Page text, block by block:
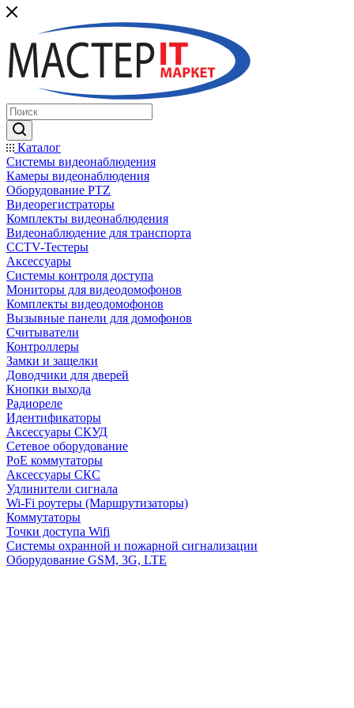
Каталог
Системы видеонаблюдения
Камеры видеонаблюдения
Оборудование PTZ
Видеорегистраторы
Комплекты видеонаблюдения
Видеонаблюдение для транспорта
CCTV-Тестеры
Аксессуары
Системы контроля доступа
Мониторы для видеодомофонов
Комплекты видеодомофонов
Вызывные панели для домофонов
Считыватели
Контроллеры
Замки и защелки
Доводчики для дверей
Кнопки выхода
Радиореле
Идентификаторы
Аксессуары СКУД
Сетевое оборудование
PoE коммутаторы
Аксессуары СКС
Удлинители сигнала
Wi-Fi роутеры (Маршрутизаторы)
Коммутаторы
Точки доступа Wifi
Системы охранной и пожарной сигнализации
Оборудование GSM, 3G, LTE